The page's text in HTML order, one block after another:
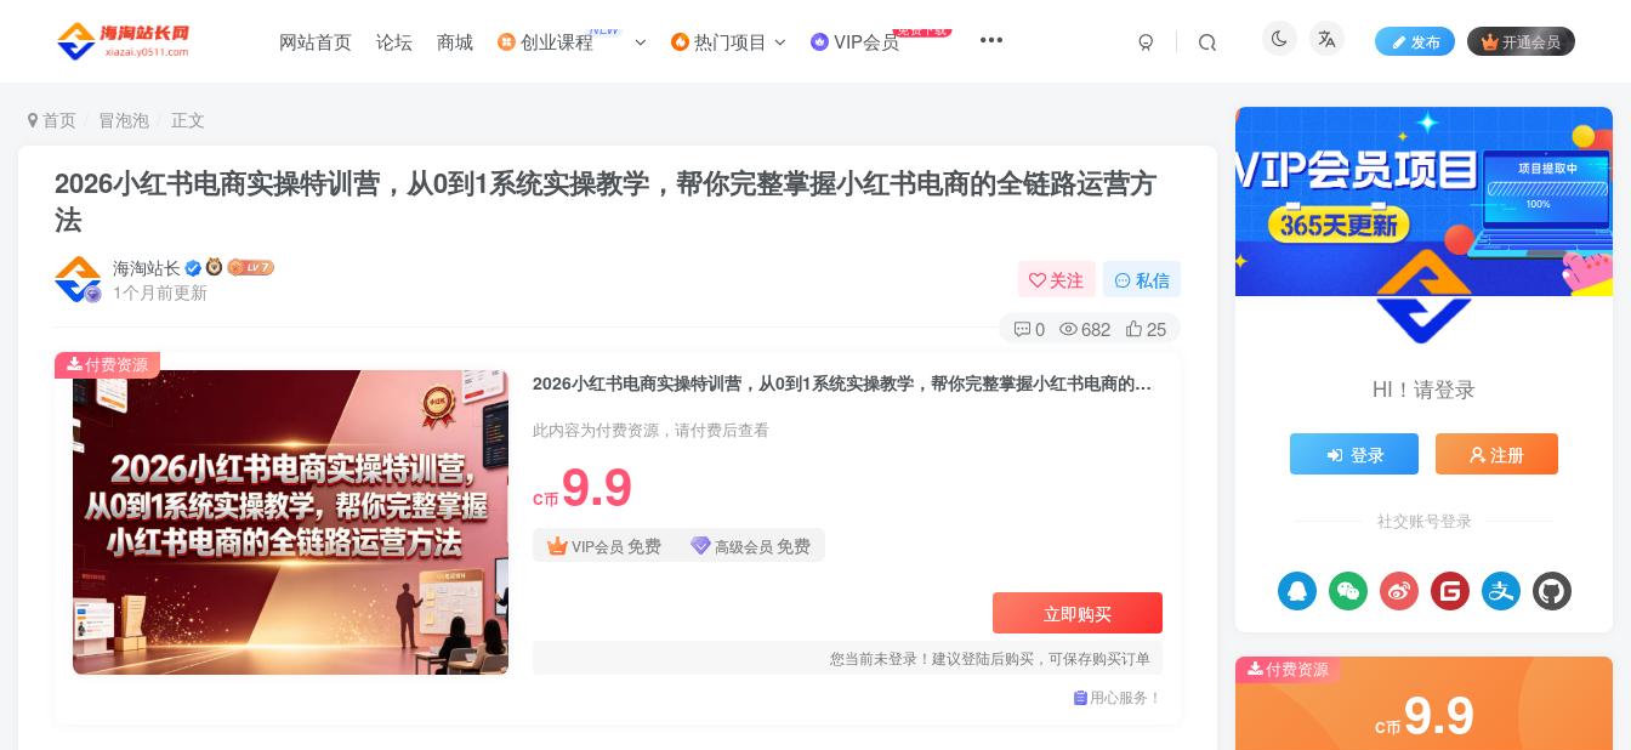
网站首页 论坛 商城 创业课程NEW 热门项目 VIP会员免费下载
发布 开通会员
首页 冒泡泡 正文
2026小红书电商实操特训营，从0到1系统实操教学，帮你完整掌握小红书电商的全链路运营方
法
海淘站长
1个月前更新
关注 私信
0 682 25
2026小红书电商实操特训营，从0到1系统实操教学，帮你完整掌握小红书电商的全链路运营方法
此内容为付费资源，请付费后查看
C币 9.9
VIP会员 免费 高级会员 免费
立即购买
您当前未登录！建议登陆后购买，可保存购买订单
用心服务！
付费资源
HI！请登录
登录 注册
社交账号登录
付费资源
C币 9.9